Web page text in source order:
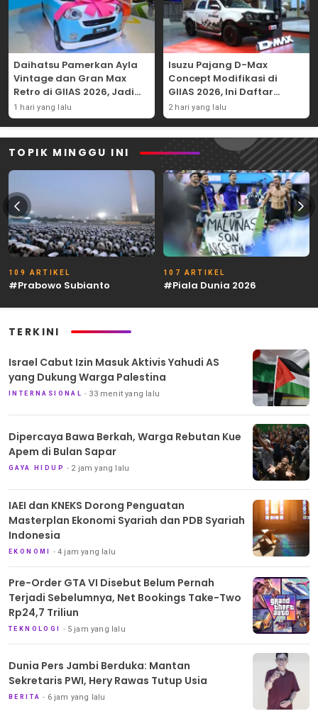
Daihatsu Pamerkan Ayla
Vintage dan Gran Max
Retro di GIIAS 2026, Jadi
Hadiah Undian
1 hari yang lalu
Isuzu Pajang D-Max
Concept Modifikasi di
GIIAS 2026, Ini Daftar
Ubahannya
2 hari yang lalu
TOPIK MINGGU INI
109 ARTIKEL
#Prabowo Subianto
107 ARTIKEL
#Piala Dunia 2026
TERKINI
Israel Cabut Izin Masuk Aktivis Yahudi AS
yang Dukung Warga Palestina
INTERNASIONAL 33 menit yang lalu
Dipercaya Bawa Berkah, Warga Rebutan Kue
Apem di Bulan Sapar
GAYA HIDUP 2 jam yang lalu
IAEI dan KNEKS Dorong Penguatan
Masterplan Ekonomi Syariah dan PDB Syariah
Indonesia
EKONOMI 4 jam yang lalu
Pre-Order GTA VI Disebut Belum Pernah
Terjadi Sebelumnya, Net Bookings Take-Two
Rp24,7 Triliun
TEKNOLOGI 5 jam yang lalu
Dunia Pers Jambi Berduka: Mantan
Sekretaris PWI, Hery Rawas Tutup Usia
BERITA 6 jam yang lalu